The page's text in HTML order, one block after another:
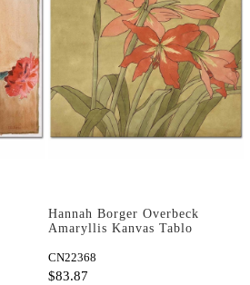
Hannah Borger Overbeck
Amaryllis Kanvas Tablo
CN22368
$83.87